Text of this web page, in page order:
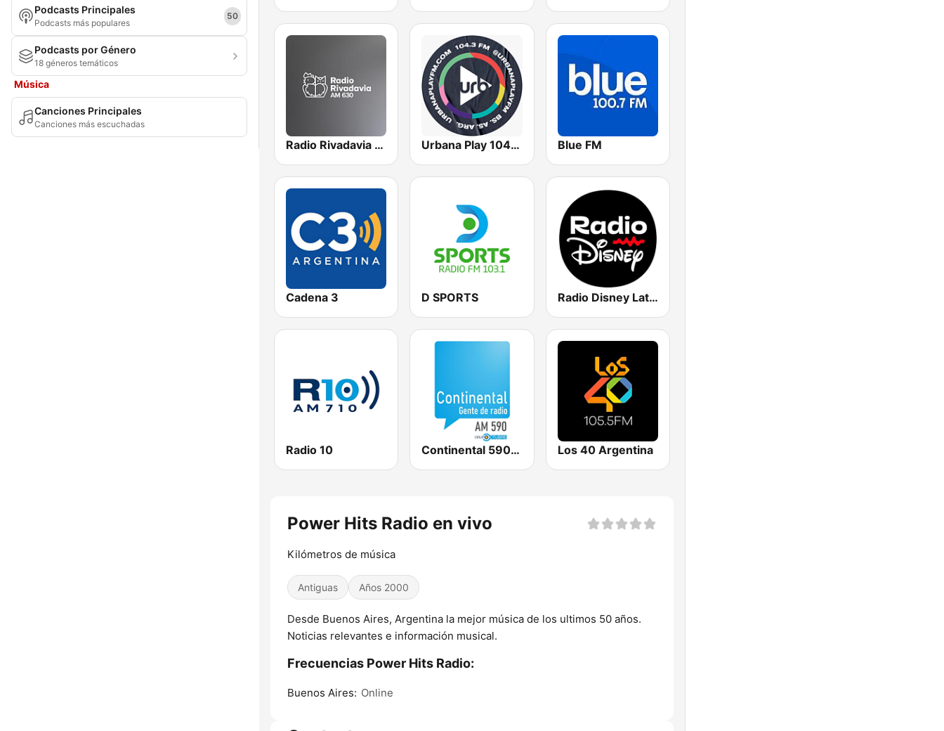
Podcasts Principales
Podcasts más populares
50
Podcasts por Género
18 géneros temáticos
Música
Canciones Principales
Canciones más escuchadas
Radio Rivadavia 630 AM Urbana Play 104.3 FM Blue FM
Cadena 3 D SPORTS Radio Disney Latinoamérica
Radio 10 Continental 590 AM Los 40 Argentina
Power Hits Radio en vivo
Kilómetros de música
Antiguas Años 2000
Desde Buenos Aires, Argentina la mejor música de los ultimos 50 años.
Noticias relevantes e información musical.
Frecuencias Power Hits Radio:
Buenos Aires: Online